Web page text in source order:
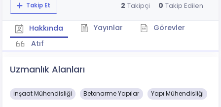
Takip Et 2 Takipçi 0 Takip Edilen
Hakkında Yayınlar
Görevler
Atıf
Uzmanlık Alanları
İnşaat Mühendisliği Betonarme Yapılar Yapı Mühendisliği